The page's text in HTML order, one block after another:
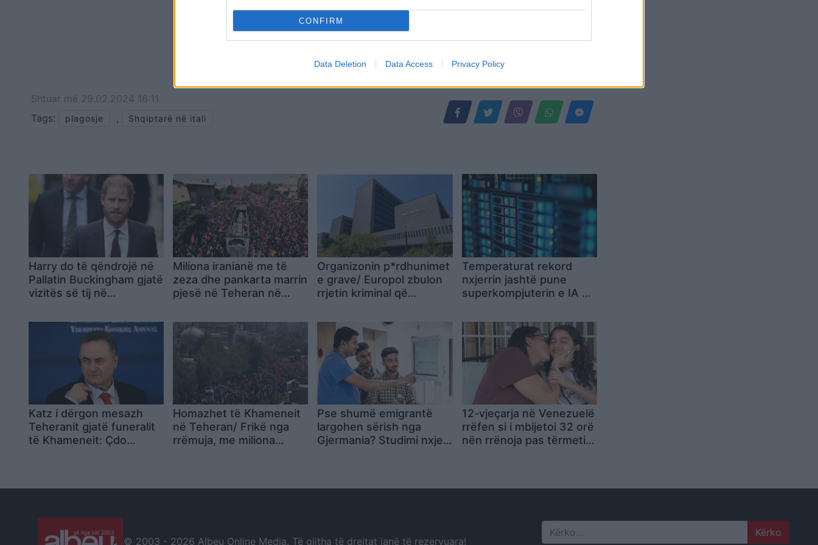
CONFIRM
Data Deletion Data Access Privacy Policy
Shtuar më 29.02.2024 16:11
Tags:
plagosje , Shqiptarë në itali
Harry do të qëndrojë në
Pallatin Buckingham gjatë
vizitës së tij në
Miliona iranianë me të
zeza dhe pankarta marrin
pjesë në Teheran në
Ali Khamenein
Organizonin p*rdhunimet
e grave/ Europol zbulon
rrjetin kriminal që
arrestuar në Evropë
Temperaturat rekord
nxjerrin jashtë pune
superkompjuterin e IA në
përkohësisht kërkimet
për vaksinën kundër
kancerit
Katz i dërgon mesazh
Teheranit gjatë funeralit
të Khameneit: Çdo
Homazhet të Khameneit
në Teheran/ Frikë nga
rrëmuja, me miliona
Pse shumë emigrantë
largohen sërish nga
Gjermania? Studimi nxjerr
12-vjeçarja në Venezuelë
rrëfen si i mbijetoi 32 orë
nën rrënoja pas tërmetit:
© 2003 - 2026 Albeu Online Media. Të gjitha të drejtat janë të rezervuara!